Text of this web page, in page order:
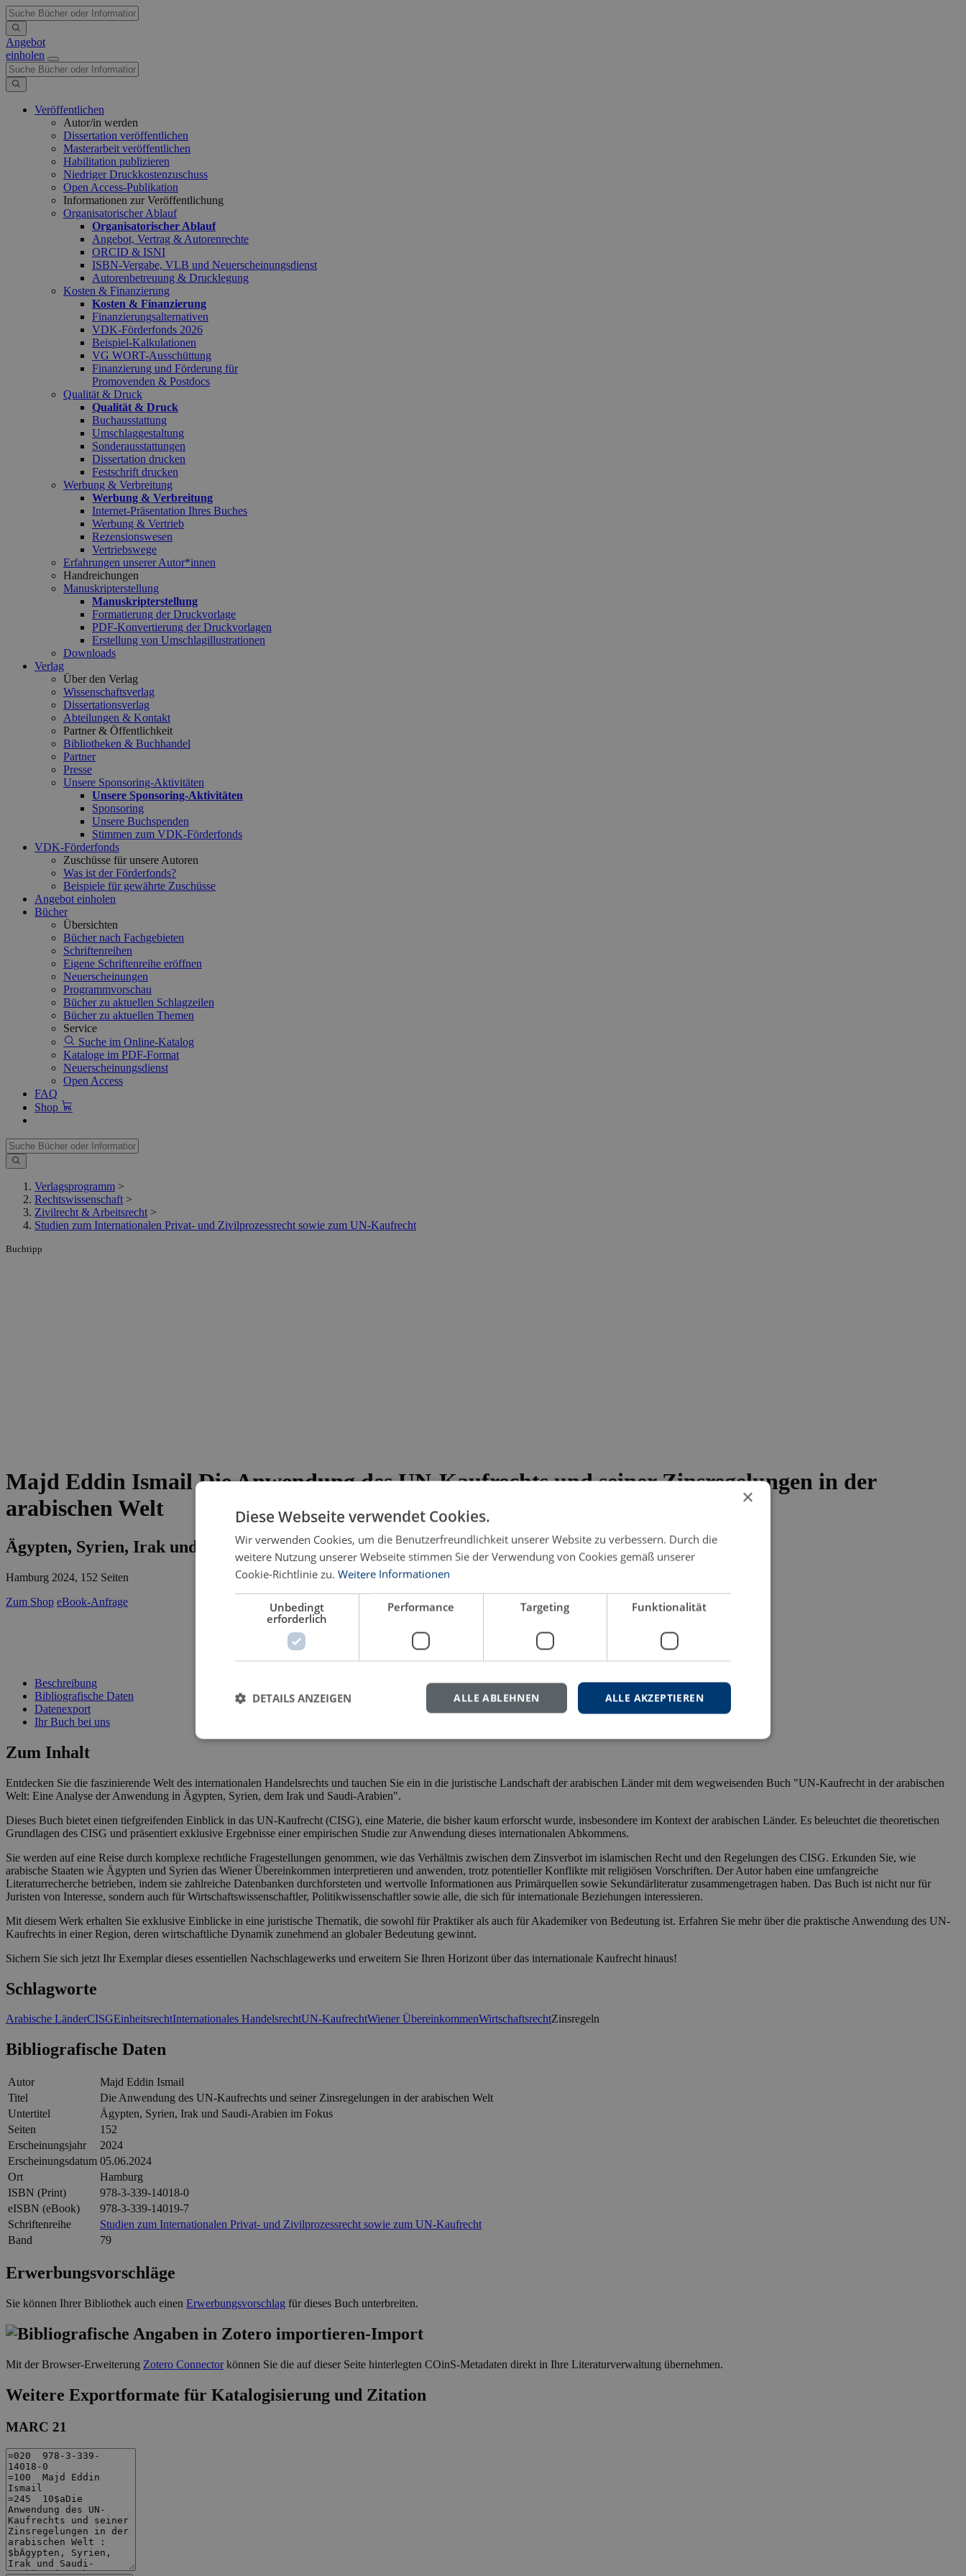
Angebot
einholen
Veröffentlichen
Autor/in werden
Dissertation veröffentlichen
Masterarbeit veröffentlichen
Habilitation publizieren
Niedriger Druckkostenzuschuss
Open Access-Publikation
Informationen zur Veröffentlichung
Organisatorischer Ablauf
Organisatorischer Ablauf
Angebot, Vertrag & Autorenrechte
ORCID & ISNI
ISBN-Vergabe, VLB und Neuerscheinungsdienst
Autorenbetreuung & Drucklegung
Kosten & Finanzierung
Kosten & Finanzierung
Finanzierungsalternativen
VDK-Förderfonds 2026
Beispiel-Kalkulationen
VG WORT-Ausschüttung
Finanzierung und Förderung für
Promovenden & Postdocs
Qualität & Druck
Qualität & Druck
Buchausstattung
Umschlaggestaltung
Sonderausstattungen
Dissertation drucken
Festschrift drucken
Werbung & Verbreitung
Werbung & Verbreitung
Internet-Präsentation Ihres Buches
Werbung & Vertrieb
Rezensionswesen
Vertriebswege
Erfahrungen unserer Autor*innen
Handreichungen
Manuskripterstellung
Manuskripterstellung
Formatierung der Druckvorlage
PDF-Konvertierung der Druckvorlagen
Erstellung von Umschlagillustrationen
Downloads
Verlag
Über den Verlag
Wissenschaftsverlag
Dissertationsverlag
Abteilungen & Kontakt
Partner & Öffentlichkeit
Bibliotheken & Buchhandel
Partner
Presse
Unsere Sponsoring-Aktivitäten
Unsere Sponsoring-Aktivitäten
Sponsoring
Unsere Buchspenden
Stimmen zum VDK-Förderfonds
VDK-Förderfonds
Zuschüsse für unsere Autoren
Was ist der Förderfonds?
Beispiele für gewährte Zuschüsse
Angebot einholen
Bücher
Übersichten
Bücher nach Fachgebieten
Schriftenreihen
Eigene Schriftenreihe eröffnen
Neuerscheinungen
Programmvorschau
Bücher zu aktuellen Schlagzeilen
Bücher zu aktuellen Themen
Service
Suche im Online-Katalog
Kataloge im PDF-Format
Neuerscheinungsdienst
Open Access
FAQ
Shop
Verlagsprogramm >
Rechtswissenschaft >
Zivilrecht & Arbeitsrecht >
Studien zum Internationalen Privat- und Zivilprozessrecht sowie zum UN-Kaufrecht
Buchtipp
Majd Eddin IsmailDie Anwendung des UN-Kaufrechts und seiner Zinsregelungen in der
arabischen Welt
Ägypten, Syrien, Irak und Saudi-Arabien im Fokus
Hamburg 2024, 152 Seiten
Zum Shop eBook-Anfrage
schließen
Beschreibung
Bibliografische Daten
Datenexport
Ihr Buch bei uns
Zum Inhalt
Entdecken Sie die faszinierende Welt des internationalen Handelsrechts und tauchen Sie ein in die juristische Landschaft der arabischen Länder mit dem wegweisenden Buch "UN-Kaufrecht in der arabischen
Welt: Eine Analyse der Anwendung in Ägypten, Syrien, dem Irak und Saudi-Arabien".
Dieses Buch bietet einen tiefgreifenden Einblick in das UN-Kaufrecht (CISG), eine Materie, die bisher kaum erforscht wurde, insbesondere im Kontext der arabischen Länder. Es beleuchtet die theoretischen
Grundlagen des CISG und präsentiert exklusive Ergebnisse einer empirischen Studie zur Anwendung dieses internationalen Abkommens.
Sie werden auf eine Reise durch komplexe rechtliche Fragestellungen genommen, wie das Verhältnis zwischen dem Zinsverbot im islamischen Recht und den Regelungen des CISG. Erkunden Sie, wie
arabische Staaten wie Ägypten und Syrien das Wiener Übereinkommen interpretieren und anwenden, trotz potentieller Konflikte mit religiösen Vorschriften. Der Autor haben eine umfangreiche
Literaturrecherche betrieben, indem sie zahlreiche Datenbanken durchforsteten und wertvolle Informationen aus Primärquellen sowie Sekundärliteratur zusammengetragen haben. Das Buch ist nicht nur für
Juristen von Interesse, sondern auch für Wirtschaftswissenschaftler, Politikwissenschaftler sowie alle, die sich für internationale Beziehungen interessieren.
Mit diesem Werk erhalten Sie exklusive Einblicke in eine juristische Thematik, die sowohl für Praktiker als auch für Akademiker von Bedeutung ist. Erfahren Sie mehr über die praktische Anwendung des UN-
Kaufrechts in einer Region, deren wirtschaftliche Dynamik zunehmend an globaler Bedeutung gewinnt.
Sichern Sie sich jetzt Ihr Exemplar dieses essentiellen Nachschlagewerks und erweitern Sie Ihren Horizont über das internationale Kaufrecht hinaus!
Schlagworte
Arabische LänderCISGEinheitsrechtInternationales HandelsrechtUN-KaufrechtWiener ÜbereinkommenWirtschaftsrechtZinsregeln
Bibliografische Daten
Autor
Majd Eddin Ismail
Titel
Die Anwendung des UN-Kaufrechts und seiner Zinsregelungen in der arabischen Welt
Untertitel
Ägypten, Syrien, Irak und Saudi-Arabien im Fokus
Seiten
152
Erscheinungsjahr
2024
Erscheinungsdatum 05.06.2024
Ort
Hamburg
ISBN (Print)
978-3-339-14018-0
eISBN (eBook)
978-3-339-14019-7
Schriftenreihe
Studien zum Internationalen Privat- und Zivilprozessrecht sowie zum UN-Kaufrecht
Band
79
Erwerbungsvorschläge
Sie können Ihrer Bibliothek auch einen Erwerbungsvorschlag für dieses Buch unterbreiten.
-Import
Mit der Browser-Erweiterung Zotero Connectorkönnen Sie die auf dieser Seite hinterlegten COinS-Metadaten direkt in Ihre Literaturverwaltung übernehmen.
Weitere Exportformate für Katalogisierung und Zitation
MARC 21
×
Diese Webseite verwendet Cookies.
Wir verwenden Cookies, um die Benutzerfreundlichkeit unserer Website zu verbessern. Durch die
weitere Nutzung unserer Webseite stimmen Sie der Verwendung von Cookies gemäß unserer
Cookie-Richtlinie zu. Weitere Informationen
Unbedingt
erforderlich
Performance Targeting Funktionalität
ALLE AKZEPTIEREN
ALLE ABLEHNEN
DETAILS ANZEIGEN